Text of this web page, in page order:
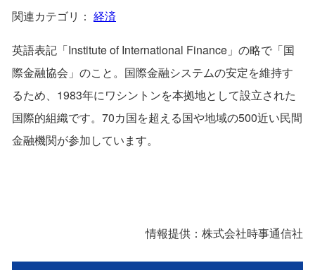
関連カテゴリ： 経済
英語表記「Institute of International Finance」の略で「国
際金融協会」のこと。国際金融システムの安定を維持す
るため、1983年にワシントンを本拠地として設立された
国際的組織です。70カ国を超える国や地域の500近い民間
金融機関が参加しています。
情報提供：株式会社時事通信社